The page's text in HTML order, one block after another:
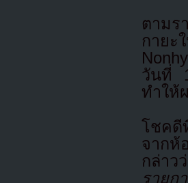
ตามร
กายะ
วันที่
ทำให้
โชคดี
จากห้
กล่า
รายก